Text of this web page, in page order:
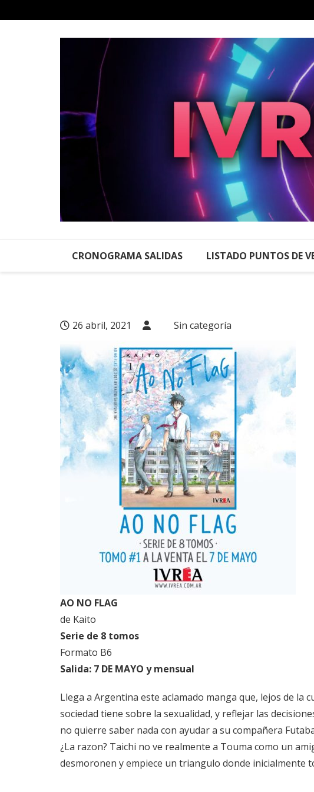
to
CRONOGRAMA SALIDAS LISTADO PUNTOS DE
26 abril, 2021 Sin categoría
AO NO FLAG
de Kaito
Serie de 8 tomos
Formato B6
Salida: 7 DE MAYO y mensual
Llega a Argentina este aclamado manga que, lejos de la
sociedad tiene sobre la sexualidad, y reflejar las
no quierre saber nada con ayudar a su compañera
¿La razon? Taichi no ve realmente a Touma como un
desmoronen y empiece un triangulo donde inicialmente